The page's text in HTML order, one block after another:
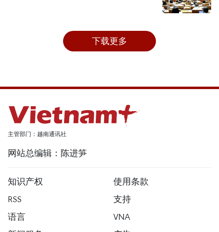
下载更多
主管部门：越南通讯社
网站总编辑：陈进笋
知识产权
使用条款
RSS
支持
语言
VNA